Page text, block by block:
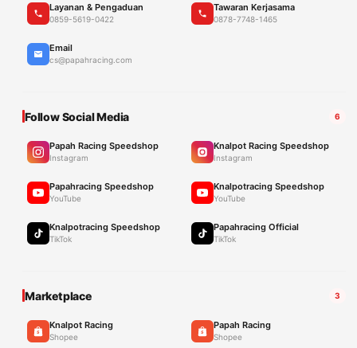
Layanan & Pengaduan
0859-5619-0422
Tawaran Kerjasama
0878-7748-1465
Email
cs@papahracing.com
Follow Social Media 6
Papah Racing Speedshop
Instagram
Knalpot Racing Speedshop
Instagram
Papahracing Speedshop
YouTube
Knalpotracing Speedshop
YouTube
Knalpotracing Speedshop
TikTok
Papahracing Official
TikTok
Marketplace 3
Knalpot Racing
Shopee
Papah Racing
Shopee